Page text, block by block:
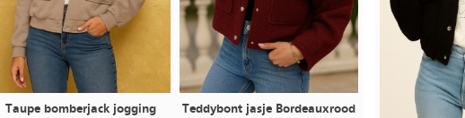
Taupe bomberjack jogging
Teddybont jasje Bordeauxrood